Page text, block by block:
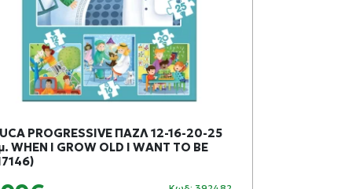
PROGRESSIVE ΠΑΖΛ 12-16-20-25
WHEN I GROW OLD I WANT TO BE